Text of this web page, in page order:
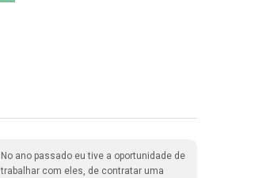
No ano passado eu tive a oportunidade de
trabalhar com eles, de contratar uma